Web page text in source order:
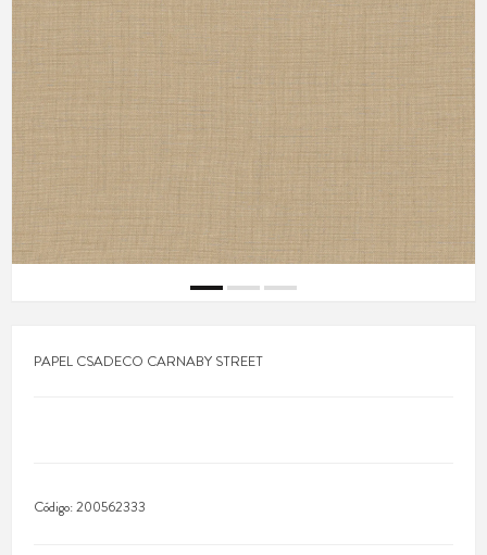
PAPEL CSADECO CARNABY STREET
Código:200562333